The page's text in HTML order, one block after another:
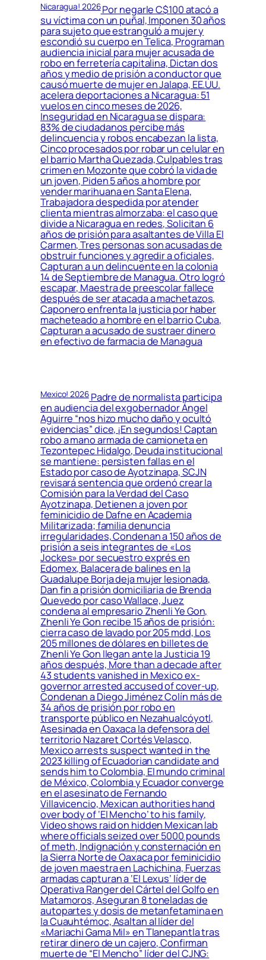
Nicaragua! 2026Por negarle C$100 atacó a
su víctima con un puñal, Imponen 30 años
para sujeto que estranguló a mujer y
escondió su cuerpo en Telica, Programan
audiencia inicial para mujer acusada de
robo en ferretería capitalina, Dictan dos
años y medio de prisión a conductor que
causó muerte de mujer en Jalapa, EE.UU.
acelera deportaciones a Nicaragua: 51
vuelos en cinco meses de 2026,
Inseguridad en Nicaragua se dispara:
83% de ciudadanos percibe más
delincuencia y robos encabezan la lista,
Cinco procesados por robar un celular en
el barrio Martha Quezada, Culpables tras
crimen en Mozonte que cobró la vida de
un joven, Piden 5 años a hombre por
vender marihuana en Santa Elena,
Trabajadora despedida por atender
clienta mientras almorzaba: el caso que
divide a Nicaragua en redes, Solicitan 6
años de prisión para asaltantes de Villa El
Carmen, Tres personas son acusadas de
obstruir funciones y agredir a oficiales,
Capturan a un delincuente en la colonia
14 de Septiembre de Managua. Otro logró
escapar, Maestra de preescolar fallece
después de ser atacada a machetazos,
Caponero enfrenta la justicia por haber
macheteado a hombre en el barrio Cuba,
Capturan a acusado de sustraer dinero
en efectivo de farmacia de Managua
Mexico! 2026Padre de normalista participa
en audiencia del exgobernador Ángel
Aguirre “nos hizo mucho daño y ocultó
evidencias” dice, ¡En segundos! Captan
robo a mano armada de camioneta en
Tezontepec Hidalgo, Deuda institucional
se mantiene: persisten fallas en el
Estado por caso de Ayotzinapa, SCJN
revisará sentencia que ordenó crear la
Comisión para la Verdad del Caso
Ayotzinapa, Detienen a joven por
feminicidio de Dafne en Academia
Militarizada; familia denuncia
irregularidades, Condenan a 150 años de
prisión a seis integrantes de «Los
Jockes» por secuestro exprés en
Edomex, Balacera de balines en la
Guadalupe Borja deja mujer lesionada,
Dan fin a prisión domiciliaria de Brenda
Quevedo por caso Wallace, Juez
condena al empresario Zhenli Ye Gon,
Zhenli Ye Gon recibe 15 años de prisión:
cierra caso de lavado por 205 mdd, Los
205 millones de dólares en billetes de
Zhenli Ye Gon llegan ante la Justicia 19
años después, More than a decade after
43 students vanished in Mexico ex-
governor arrested accused of cover-up,
Condenan a Diego Jiménez Colín más de
34 años de prisión por robo en
transporte público en Nezahualcóyotl,
Asesinada en Oaxaca la defensora del
territorio Nazaret Cortés Velasco,
Mexico arrests suspect wanted in the
2023 killing of Ecuadorian candidate and
sends him to Colombia, El mundo criminal
de México, Colombia y Ecuador converge
en el asesinato de Fernando
Villavicencio, Mexican authorities hand
over body of ‘El Mencho’ to his family,
Video shows raid on hidden Mexican lab
where officials seized over 5000 pounds
of meth, Indignación y consternación en
la Sierra Norte de Oaxaca por feminicidio
de joven maestra en Lachichina, Fuerzas
armadas capturan a ‘El Lexus’ líder de
Operativa Ranger del Cártel del Golfo en
Matamoros, Aseguran 8 toneladas de
autopartes y dosis de metanfetamina en
la Cuauhtémoc, Asaltan al líder del
«Mariachi Gama Mil» en Tlanepantla tras
retirar dinero de un cajero, Confirman
muerte de “El Mencho” líder del CJNG: